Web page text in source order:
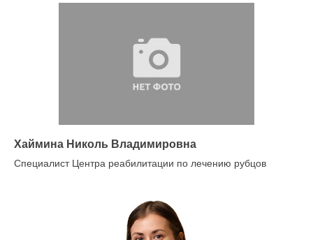
Хаймина Николь Владимировна
Специалист Центра реабилитации по лечению рубцов